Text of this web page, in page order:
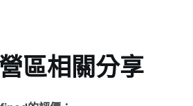
區相關分享